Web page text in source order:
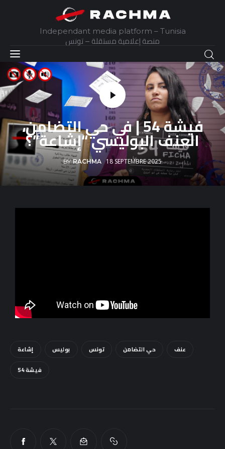
Independant media platform – Tunisia
منصة إعلامية مستقلة – تونس
Accueil
Daily
Explainer
Interviews
Articles
فيشة 54 | في حي التضامن،
العنف البوليسي “إشاعة”؟
BY RACHMA 18 SEPTEMBRE 2025
إشاعة بوليس تونس حي التضامن عنف
فيشة 54